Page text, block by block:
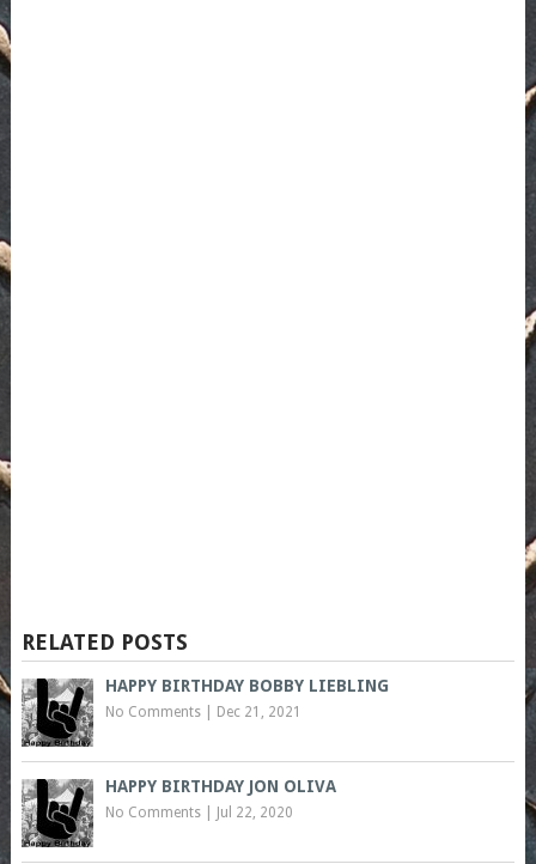
RELATED POSTS
HAPPY BIRTHDAY BOBBY LIEBLING
No Comments| Dec 21, 2021
HAPPY BIRTHDAY JON OLIVA
No Comments| Jul 22, 2020